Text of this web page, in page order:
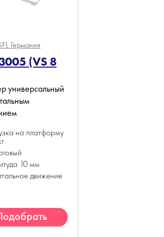
Германия
(VS 8
универсальный
на платформу
10 мм
движение